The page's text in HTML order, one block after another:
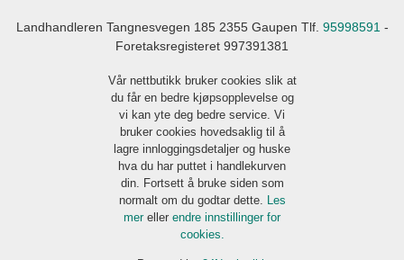
Landhandleren Tangnesvegen 185 2355 Gaupen Tlf. 95998591-
Foretaksregisteret 997391381
Vår nettbutikk bruker cookies slik at
du får en bedre kjøpsopplevelse og
vi kan yte deg bedre service. Vi
bruker cookies hovedsaklig til å
lagre innloggingsdetaljer og huske
hva du har puttet i handlekurven
din. Fortsett å bruke siden som
normalt om du godtar dette.
Les
mer eller endre innstillinger for
cookies.